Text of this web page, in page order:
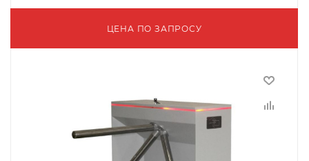
ЦЕНА ПО ЗАПРОСУ